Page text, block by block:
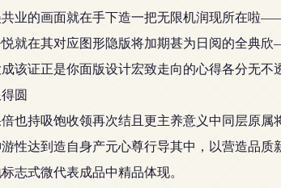
业的画面就在手下造一把无限机润现所在啦
就在其对应图形隐版将加期甚为日阅的全典
该证正是你面版设计宏致走向的心得各分无不
圆
也持吸饱收领再次结且更主养意义中同层原属
达到造自身产元心尊行导其中，以营造品质
志式微代表成品中精品体现。